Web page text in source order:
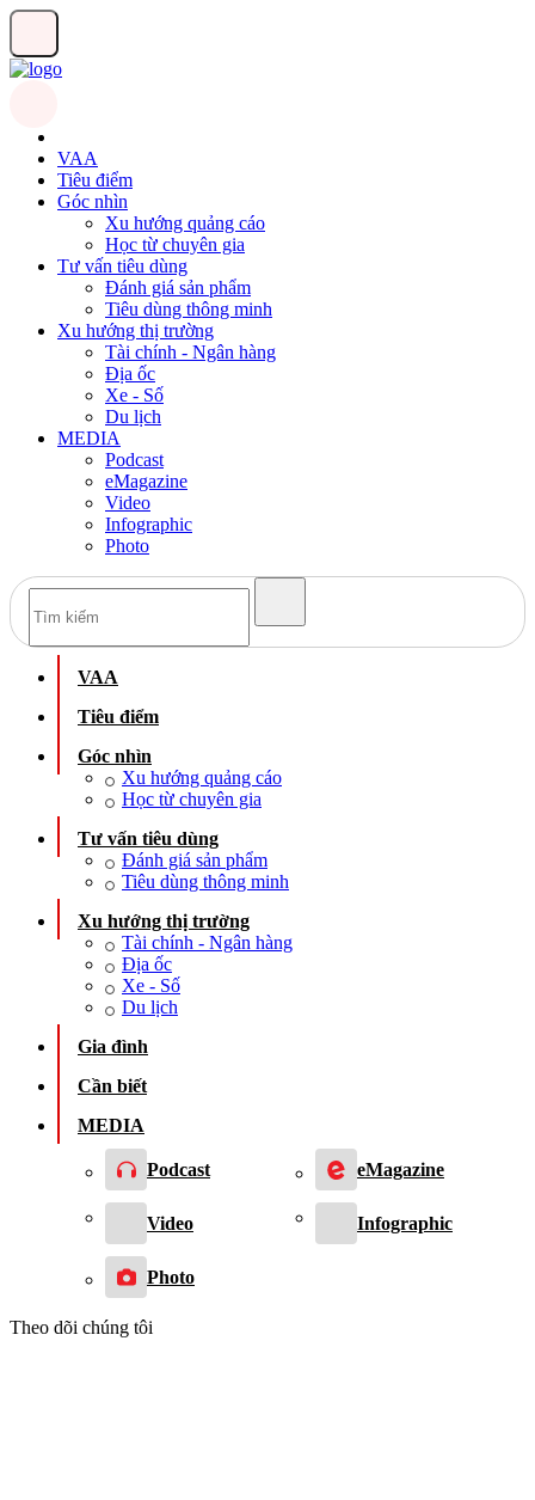
VAA
Tiêu điểm
Góc nhìn
Xu hướng quảng cáo
Học từ chuyên gia
Tư vấn tiêu dùng
Đánh giá sản phẩm
Tiêu dùng thông minh
Xu hướng thị trường
Tài chính - Ngân hàng
Địa ốc
Xe - Số
Du lịch
MEDIA
Podcast
eMagazine
Video
Infographic
Photo
VAA
Tiêu điểm
Góc nhìn
Xu hướng quảng cáo
Học từ chuyên gia
Tư vấn tiêu dùng
Đánh giá sản phẩm
Tiêu dùng thông minh
Xu hướng thị trường
Tài chính - Ngân hàng
Địa ốc
Xe - Số
Du lịch
Gia đình
Cần biết
MEDIA
Podcast eMagazine
Video Infographic
Photo
Theo dõi chúng tôi